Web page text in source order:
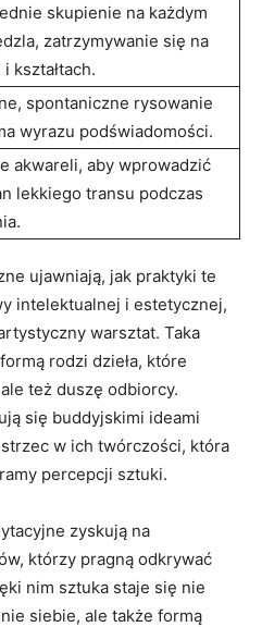
skupienie na każdym
zatrzymywanie się na
kształtach.
spontaniczne rysowanie
wyrazu podświadomości.
akwareli, aby wprowadzić
lekkiego transu podczas
ujawniają, jak praktyki te
intelektualnej i estetycznej,
warsztat. Taka
rodzi dzieła, które
też duszę odbiorcy.
się buddyjskimi ideami
w ich twórczości, która
percepcji sztuki.
zyskują na
którzy pragną odkrywać
nim sztuka staje się nie
siebie, ale także formą